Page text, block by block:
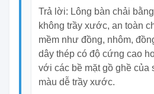
Trả lời: Lông bàn chải
không trầy xước, an toàn
mềm như đồng, nhôm,
dây thép có độ cứng cao
với các bề mặt gồ ghề của
màu dễ trầy xước.